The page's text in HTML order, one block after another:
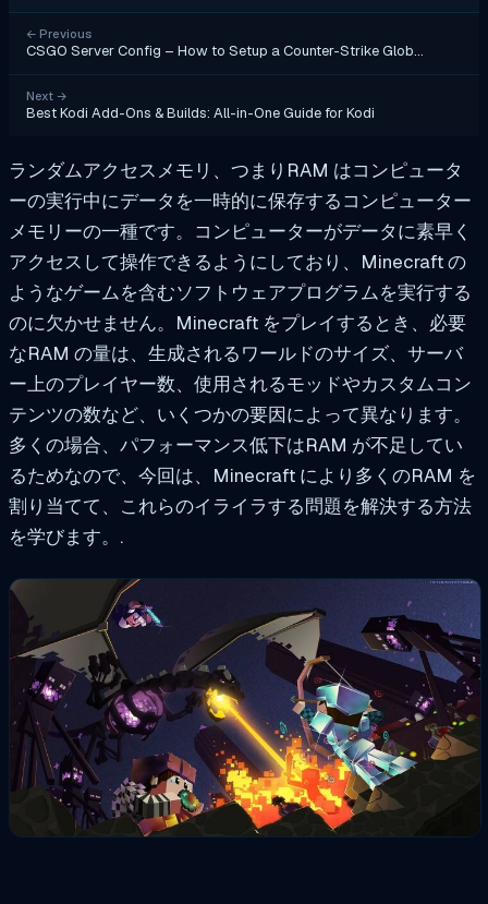
← Previous
CSGO Server Config – How to Setup a Counter-Strike Glob…
Next →
Best Kodi Add-Ons & Builds: All-in-One Guide for Kodi
ランダムアクセスメモリ、つまりRAM はコンピュータ
ーの実行中にデータを一時的に保存するコンピューター
メモリーの一種です。コンピューターがデータに素早く
アクセスして操作できるようにしており、Minecraft の
ようなゲームを含むソフトウェアプログラムを実行する
のに欠かせません。Minecraft をプレイするとき、必要
なRAM の量は、生成されるワールドのサイズ、サーバ
ー上のプレイヤー数、使用されるモッドやカスタムコン
テンツの数など、いくつかの要因によって異なります。
多くの場合、パフォーマンス低下はRAM が不足してい
るためなので、今回は、Minecraft により多くのRAM を
割り当てて、これらのイライラする問題を解決する方法
を学びます。 .